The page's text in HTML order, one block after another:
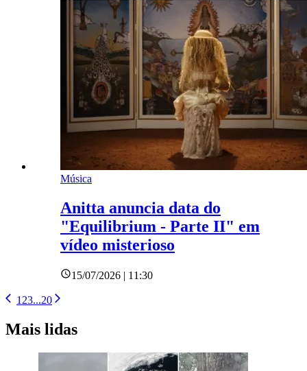
Música
Anitta anuncia data do
"Equilibrium - Parte II" em
vídeo misterioso
15/07/2026 | 11:30
1 23...20
Mais lidas